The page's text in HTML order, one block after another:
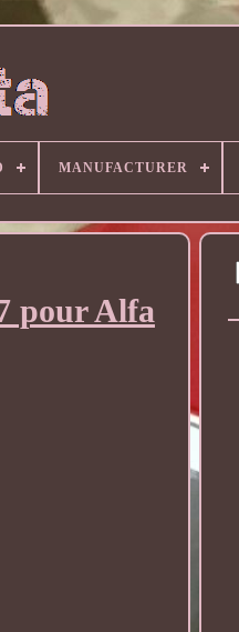
MANUFACTURER
pour Alfa